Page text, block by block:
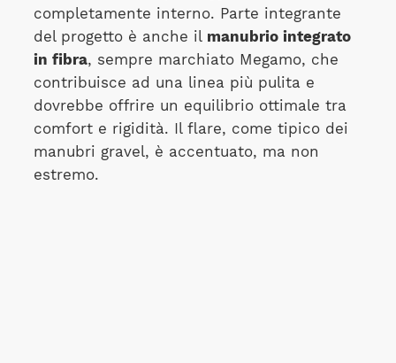
completamente interno. Parte integrante
del progetto è anche il manubrio integrato
in fibra, sempre marchiato Megamo, che
contribuisce ad una linea più pulita e
dovrebbe offrire un equilibrio ottimale tra
comfort e rigidità. Il flare, come tipico dei
manubri gravel, è accentuato, ma non
estremo.